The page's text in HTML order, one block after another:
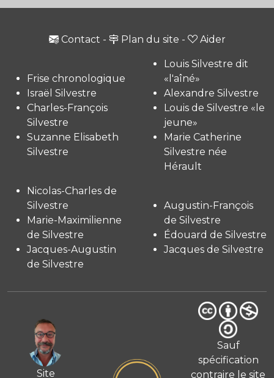
Contact - Plan du site - Aider
Frise chronologique
Israël Silvestre
Charles-François
Silvestre
Suzanne Elisabeth
Silvestre
Louis Silvestre dit
«l'aîné»
Alexandre Silvestre
Louis de Silvestre «le
jeune»
Marie Catherine
Silvestre née
Hérault
Nicolas-Charles de
Silvestre
Marie-Maximilienne
de Silvestre
Jacques-Augustin
de Silvestre
Augustin-François
de Silvestre
Édouard de Silvestre
Jacques de Silvestre
Site
Sauf
spécification
contraire le site